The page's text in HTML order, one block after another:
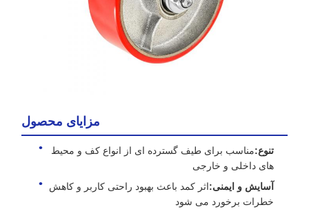
مزایای محصول
تنوع:مناسب برای طیف گسترده ای از انواع کف و محیط
های داخلی و خارجی
آسایش و ایمنی:اثر کمد باعث بهبود راحتی کاربر و کاهش
خطرات برخورد می شود